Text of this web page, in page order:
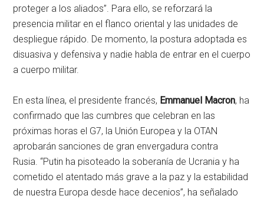
proteger a los aliados”. Para ello, se reforzará la
presencia militar en el flanco oriental y las unidades de
despliegue rápido. De momento, la postura adoptada es
disuasiva y defensiva y nadie habla de entrar en el cuerpo
a cuerpo militar.
En esta línea, el presidente francés, Emmanuel Macron, ha
confirmado que las cumbres que celebran en las
próximas horas el G7, la Unión Europea y la OTAN
aprobarán sanciones de gran envergadura contra
Rusia. “Putin ha pisoteado la soberanía de Ucrania y ha
cometido el atentado más grave a la paz y la estabilidad
de nuestra Europa desde hace decenios”, ha señalado